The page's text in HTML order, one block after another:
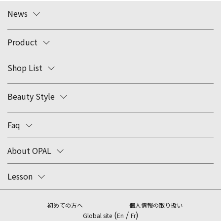
News
Product
Shop List
Beauty Style
Faq
About OPAL
Lesson
初めての方へ
個人情報の取り扱い
Global site(En / Fr)